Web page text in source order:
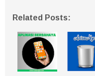
Related Posts: